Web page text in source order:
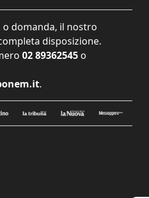
o domanda, il nostro
disposizione.
02 89362545 o
.